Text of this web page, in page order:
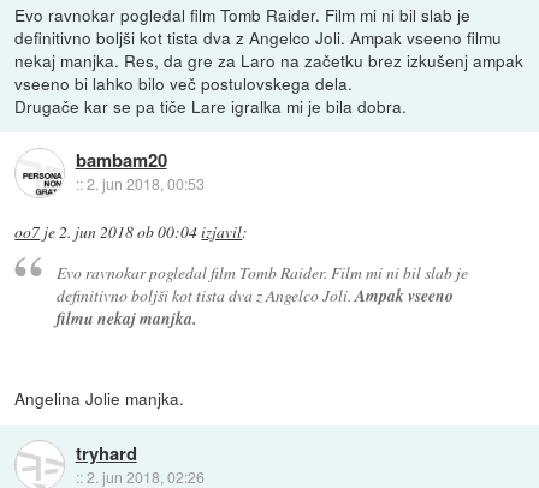
Evo ravnokar pogledal film Tomb Raider. Film mi ni bil slab je
definitivno boljši kot tista dva z Angelco Joli. Ampak vseeno filmu
nekaj manjka. Res, da gre za Laro na začetku brez izkušenj ampak
vseeno bi lahko bilo več postulovskega dela.
Drugače kar se pa tiče Lare igralka mi je bila dobra.
bambam20
::2. jun 2018, 00:53
oo7 je2. jun 2018 ob 00:04izjavil:
Evo ravnokar pogledal film Tomb Raider. Film mi ni bil slab je
definitivno boljši kot tista dva z Angelco Joli. Ampak vseeno
filmu nekaj manjka.
Angelina Jolie manjka.
tryhard
::2. jun 2018, 02:26